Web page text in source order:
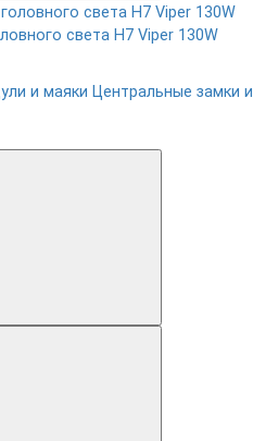
света H7 Viper 130W
и маяки Центральные замки и